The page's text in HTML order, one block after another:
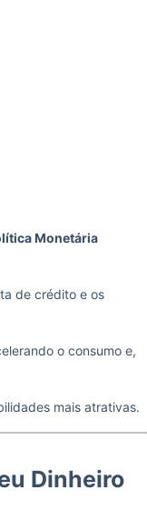
Monetária
de crédito e os
o consumo e,
mais atrativas.
Dinheiro